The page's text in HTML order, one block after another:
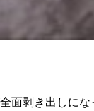
剥き出しに